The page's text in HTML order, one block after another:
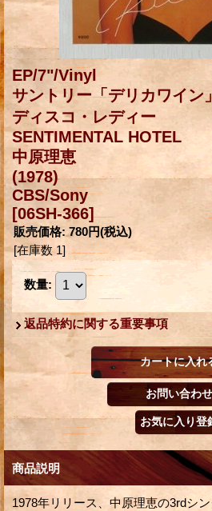
EP/7"/Vinyl
サントリー「デリカワイン
ディスコ・レディー
SENTIMENTAL HOTEL
中原理恵
(1978)
CBS/Sony
[06SH-366]
販売価格: 780円(税込)
[在庫数 1]
数量:
返品特約に関する重要事項
商品説明
1978年リリース、中原理恵の3rdシ